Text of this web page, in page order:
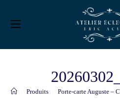
Produits Porte-carte Auguste –